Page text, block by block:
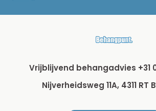
Vrijblijvend behangadvies +31
Nijverheidsweg 11A, 4311 RT